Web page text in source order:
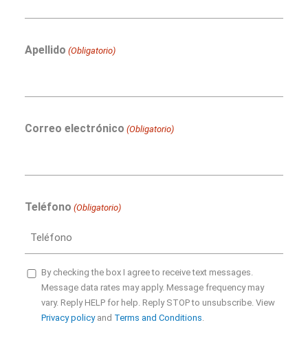
Apellido (Obligatorio)
Correo electrónico (Obligatorio)
Teléfono (Obligatorio)
SMS
Opt-
By checking the box I agree to receive text messages.
Message data rates may apply. Message frequency may
vary. Reply HELP for help. Reply STOP to unsubscribe. View
Privacy policyand Terms and Conditions.